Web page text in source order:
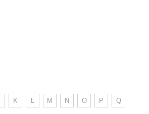
K L M N O P Q